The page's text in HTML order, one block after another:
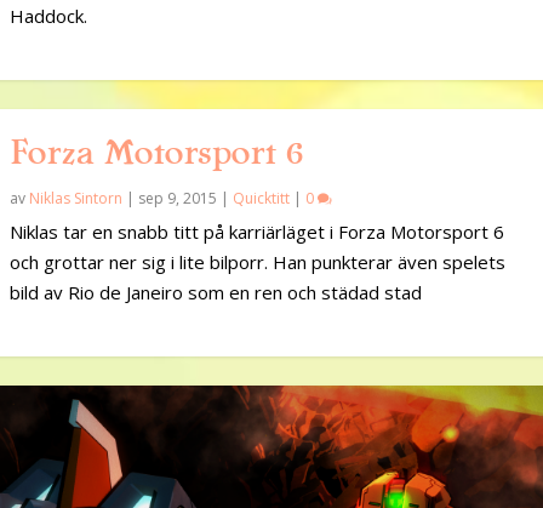
Haddock.
Forza Motorsport 6
av Niklas Sintorn sep 9, 2015 Quicktitt 0
Niklas tar en snabb titt på karriärläget i Forza Motorsport 6
och grottar ner sig i lite bilporr. Han punkterar även spelets
bild av Rio de Janeiro som en ren och städad stad